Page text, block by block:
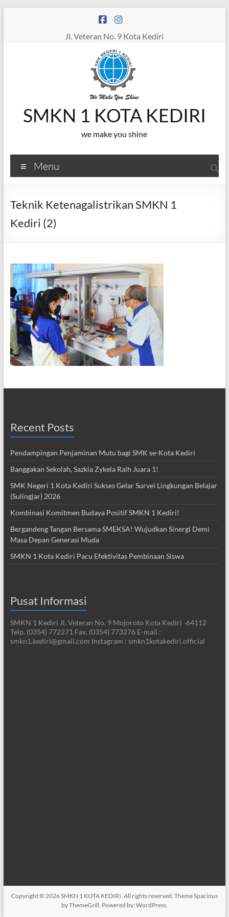
Jl. Veteran No. 9 Kota Kediri
SMKN 1 KOTA KEDIRI
we make you shine
Menu
Teknik Ketenagalistrikan SMKN 1
Kediri (2)
Recent Posts
Pendampingan Penjaminan Mutu bagi SMK se-Kota Kediri
Banggakan Sekolah, Sazkia Zykela Raih Juara 1!
SMK Negeri 1 Kota Kediri Sukses Gelar Survei Lingkungan Belajar
(Sulingjar) 2026
Kombinasi Komitmen Budaya Positif SMKN 1 Kediri!
Bergandeng Tangan Bersama SMEKSA! Wujudkan Sinergi Demi
Masa Depan Generasi Muda
SMKN 1 Kota Kediri Pacu Efektivitas Pembinaan Siswa
Pusat Informasi
SMKN 1 Kediri Jl. Veteran No. 9 Mojoroto Kota Kediri -64112
Telp. (0354) 772271 Fax. (0354) 773276 E-mail :
smkn1.kediri@gmail.com Instagram : smkn1kotakediri.official
Copyright © 2026SMKN 1 KOTA KEDIRI. All rights reserved. ThemeSpacious
by ThemeGrill. Powered by: WordPress.